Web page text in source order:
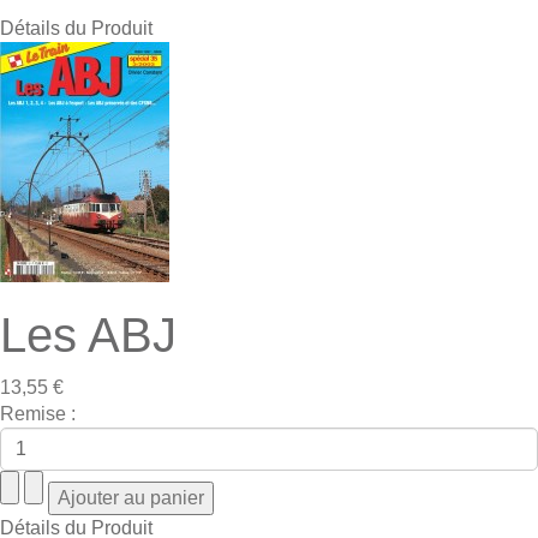
Détails du Produit
Les ABJ
13,55 €
Remise :
Détails du Produit